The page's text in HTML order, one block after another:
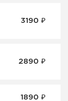
3190 ₽
2890 ₽
1890 ₽